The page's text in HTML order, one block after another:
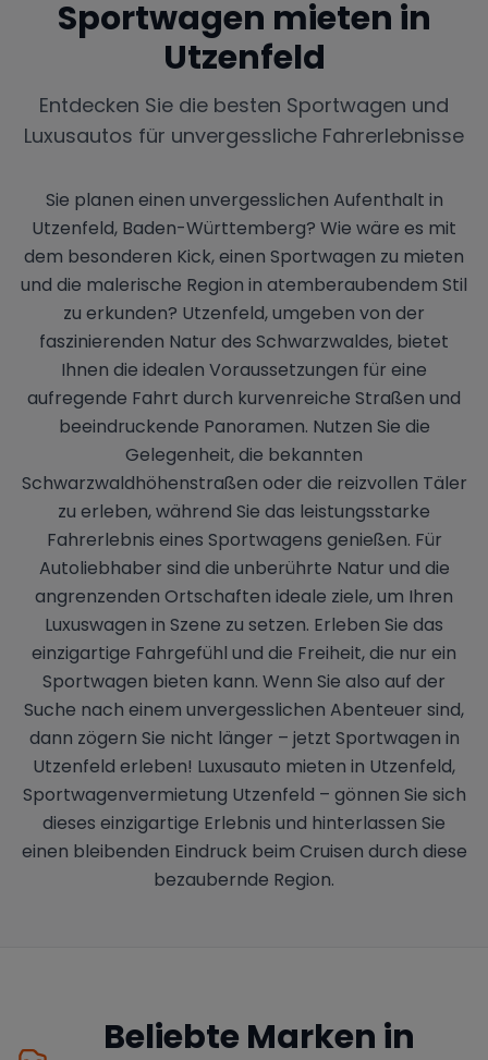
Sportwagen mieten in
Utzenfeld
Entdecken Sie die besten Sportwagen und
Luxusautos für unvergessliche Fahrerlebnisse
Sie planen einen unvergesslichen Aufenthalt in
Utzenfeld, Baden-Württemberg? Wie wäre es mit
dem besonderen Kick, einen Sportwagen zu mieten
und die malerische Region in atemberaubendem Stil
zu erkunden? Utzenfeld, umgeben von der
faszinierenden Natur des Schwarzwaldes, bietet
Ihnen die idealen Voraussetzungen für eine
aufregende Fahrt durch kurvenreiche Straßen und
beeindruckende Panoramen. Nutzen Sie die
Gelegenheit, die bekannten
Schwarzwaldhöhenstraßen oder die reizvollen Täler
zu erleben, während Sie das leistungsstarke
Fahrerlebnis eines Sportwagens genießen. Für
Autoliebhaber sind die unberührte Natur und die
angrenzenden Ortschaften ideale ziele, um Ihren
Luxuswagen in Szene zu setzen. Erleben Sie das
einzigartige Fahrgefühl und die Freiheit, die nur ein
Sportwagen bieten kann. Wenn Sie also auf der
Suche nach einem unvergesslichen Abenteuer sind,
dann zögern Sie nicht länger – jetzt Sportwagen in
Utzenfeld erleben! Luxusauto mieten in Utzenfeld,
Sportwagenvermietung Utzenfeld – gönnen Sie sich
dieses einzigartige Erlebnis und hinterlassen Sie
einen bleibenden Eindruck beim Cruisen durch diese
bezaubernde Region.
Beliebte Marken in